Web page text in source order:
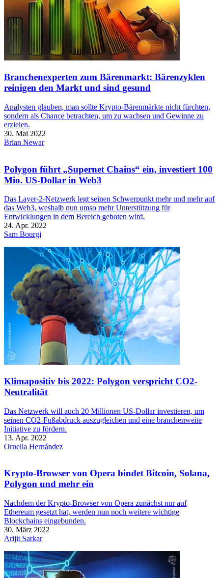
Branchenexperten zum Bärenmarkt: Bärenzyklen
reinigen den Markt und sind gesund
Analysten glauben, man sollte Krypto-Bärenmärkte nicht fürchten,
sondern als Chance betrachten, um zu wachsen und Gewinne zu
erzielen.
30. Mai 2022
Brian Newar
Polygon führt „Supernet Chains“ ein, investiert 100
Mio. US-Dollar in Web3
Das Layer-2-Netzwerk legt seinen Schwerpunkt mehr und mehr auf
das Web3, weshalb nun umso mehr Unterstützung für
Entwicklungen in dem Bereich geboten wird.
24. Apr. 2022
Sam Bourgi
Klimapositiv bis 2022: Polygon verspricht CO2-
Neutralität
Das Netzwerk will auch 20 Millionen US-Dollar investieren, um
seinen CO2-Fußabdruck auszugleichen und eine branchenweite
Initiative zu fördern.
13. Apr. 2022
Ornella Hernández
Krypto-Browser von Opera bindet Bitcoin, Solana,
Polygon und mehr ein
Nachdem der Krypto-Browser von Opera zunächst nur auf
Ethereum gesetzt hat, werden nun noch weitere wichtige
Blockchains eingebunden.
30. März 2022
Arijit Sarkar